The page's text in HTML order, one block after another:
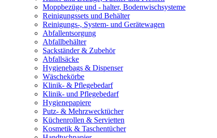
Moppbezüge und - halter, Bodenwischsysteme
Reinigungssets und Behälter
Reinigungs-, System- und Gerätewagen
Abfallentsorgung
Abfallbehälter
Sackständer & Zubehör
Abfallsäcke
Hygienebags & Dispenser
Wäschekörbe
Klinik- & Pflegebedarf
Klinik- und Pflegebedarf
Hygienepapiere
Putz- & Mehrzwecktücher
Küchenrollen & Servietten
Kosmetik & Taschentücher